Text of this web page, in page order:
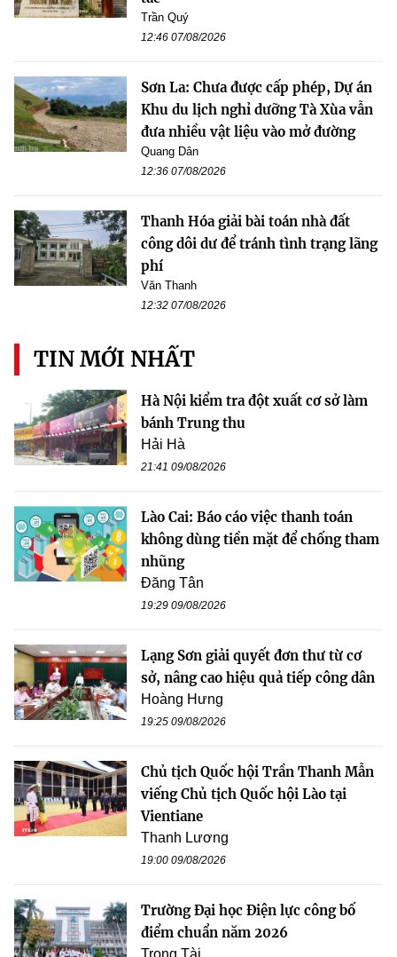
Trần Quý
12:46 07/08/2026
Sơn La: Chưa được cấp phép, Dự án
Khu du lịch nghỉ dưỡng Tà Xùa vẫn
đưa nhiều vật liệu vào mở đường
Quang Dân
12:36 07/08/2026
Thanh Hóa giải bài toán nhà đất
công dôi dư để tránh tình trạng lãng
phí
Văn Thanh
12:32 07/08/2026
TIN MỚI NHẤT
Hà Nội kiểm tra đột xuất cơ sở làm
bánh Trung thu
Hải Hà
21:41 09/08/2026
Lào Cai: Báo cáo việc thanh toán
không dùng tiền mặt để chống tham
nhũng
Đăng Tân
19:29 09/08/2026
Lạng Sơn giải quyết đơn thư từ cơ
sở, nâng cao hiệu quả tiếp công dân
Hoàng Hưng
19:25 09/08/2026
Chủ tịch Quốc hội Trần Thanh Mẫn
viếng Chủ tịch Quốc hội Lào tại
Vientiane
Thanh Lương
19:00 09/08/2026
Trường Đại học Điện lực công bố
điểm chuẩn năm 2026
Trọng Tài